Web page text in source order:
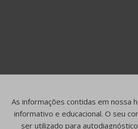
As informações contidas em nossa
informativo e educacional. O seu
ser utilizado para